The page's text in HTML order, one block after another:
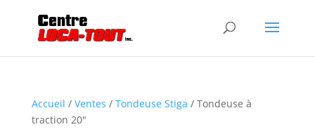
Accueil / Ventes / Tondeuse Stiga / Tondeuse à
traction 20″